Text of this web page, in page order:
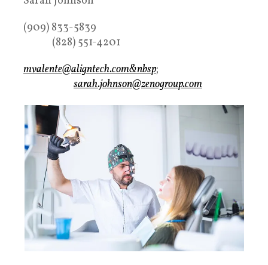
(909) 833-5839
(828) 551-4201
mvalente@aligntech.com&nbsp;
sarah.johnson@zenogroup.com